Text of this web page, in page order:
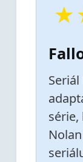
★
série,